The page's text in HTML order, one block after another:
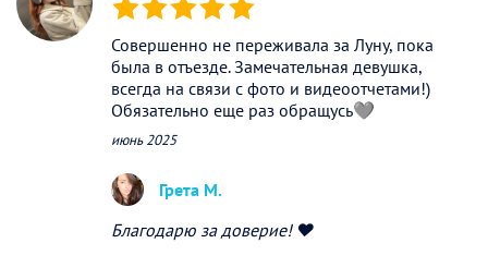
(*) (*) (*) (*) (*)
Совершенно не переживала за Луну, пока
была в отъезде. Замечательная девушка,
всегда на связи с фото и видеоотчетами!)
Обязательно еще раз обращусь🩶
июнь 2025
Грета М.
Благодарю за доверие! ❤️